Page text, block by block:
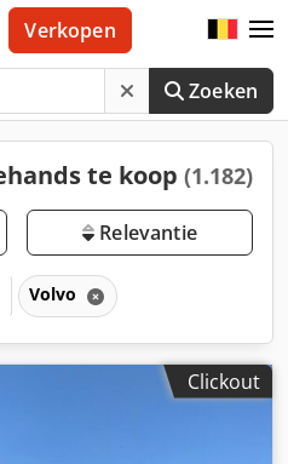
Zoeken
Verkopen
te koop (1.182)
Relevantie
Volvo
Clickout